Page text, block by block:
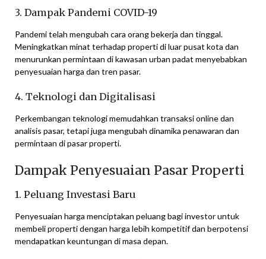
3. Dampak Pandemi COVID-19
Pandemi telah mengubah cara orang bekerja dan tinggal.
Meningkatkan minat terhadap properti di luar pusat kota dan
menurunkan permintaan di kawasan urban padat menyebabkan
penyesuaian harga dan tren pasar.
4. Teknologi dan Digitalisasi
Perkembangan teknologi memudahkan transaksi online dan
analisis pasar, tetapi juga mengubah dinamika penawaran dan
permintaan di pasar properti.
Dampak Penyesuaian Pasar Properti
1. Peluang Investasi Baru
Penyesuaian harga menciptakan peluang bagi investor untuk
membeli properti dengan harga lebih kompetitif dan berpotensi
mendapatkan keuntungan di masa depan.